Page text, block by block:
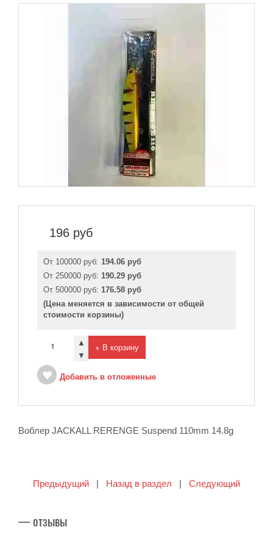
196 руб
От 100000 руб: 194.06 руб
От 250000 руб: 190.29 руб
От 500000 руб: 176.58 руб
(Цена меняется в зависимости от общей
стоимости корзины)
▲
▼
+ В корзину
Добавить в отложенные
Воблер JACKALL RERENGE Suspend 110mm 14.8g
Предыдущий | Назад в раздел | Следующий
— отзывы